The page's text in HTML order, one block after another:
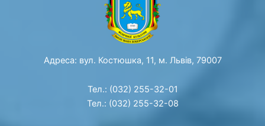
Адреса: вул. Костюшка, 11, м. Львів, 79007
Тел.: (032) 255-32-01
Тел.: (032) 255-32-08